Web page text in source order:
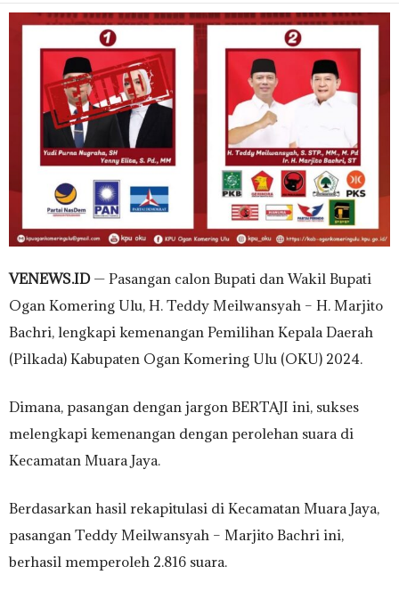
VENEWS.ID— Pasangan calon Bupati dan Wakil Bupati
Ogan Komering Ulu, H. Teddy Meilwansyah – H. Marjito
Bachri, lengkapi kemenangan Pemilihan Kepala Daerah
(Pilkada) Kabupaten Ogan Komering Ulu (OKU) 2024.
Dimana, pasangan dengan jargon BERTAJI ini, sukses
melengkapi kemenangan dengan perolehan suara di
Kecamatan Muara Jaya.
Berdasarkan hasil rekapitulasi di Kecamatan Muara Jaya,
pasangan Teddy Meilwansyah – Marjito Bachri ini,
berhasil memperoleh 2.816 suara.